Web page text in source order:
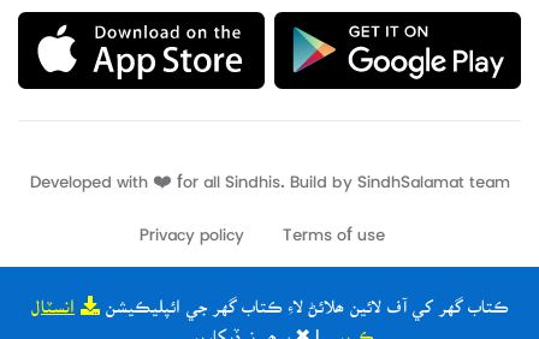
ڪتاب گهر کي آف لائين ھلائڻ لاءِ ڪتاب گهر جي ائپليڪيشن انسٽال
| ✖ ٻيھر نہ ڏيکاريو
Developed with ❤️ for all Sindhis. Build by
Terms of use